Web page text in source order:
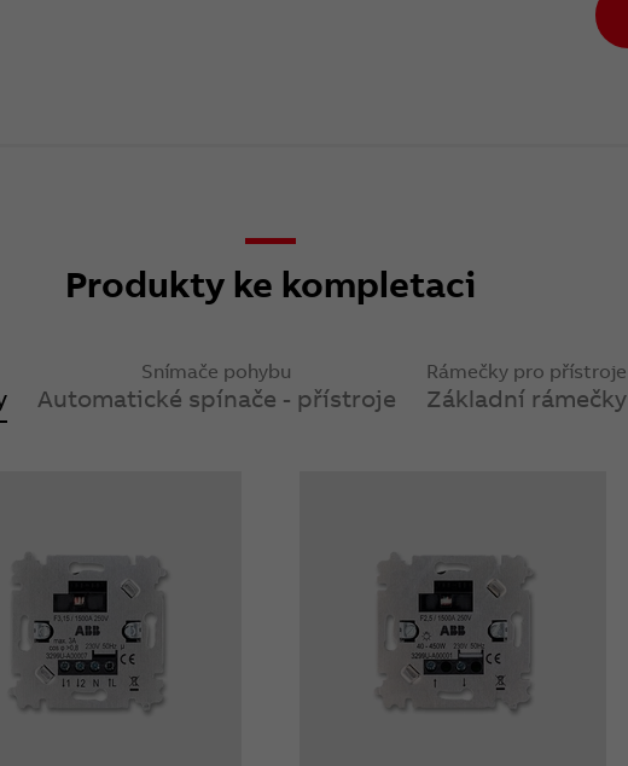
Produkty ke kompletaci
Snímače pohybu
Automatické spínače - přístroje
Rámečky pro přístroje
Základní rámečky